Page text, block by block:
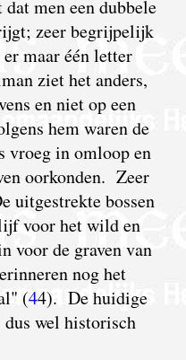
men een dubbele
zeer begrijpelijk
maar één letter
ziet het anders,
en niet op een
hem waren de
vroeg in omloop en
oorkonden. Zeer
uitgestrekte bossen
voor het wild en
voor de graven van
nog het
(44). De huidige
dus wel historisch